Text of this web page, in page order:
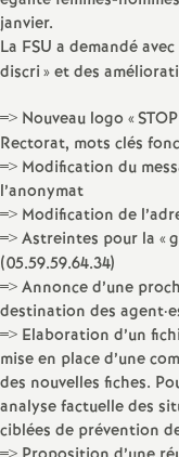
janvier.
La FSU a demandé
discri» et des
=> Nouveau logo «
Rectorat, mots clés
=> Modification du
l’anonymat
=> Modification de
=> Astreintes pour la «
(05.59.59.64.34)
=> Annonce d’une
destination des agent·
=> Elaboration d’un
mise en place d’une
des nouvelles fiches.
analyse factuelle des
ciblées de prévention